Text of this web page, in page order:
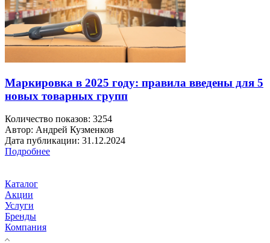
Маркировка в 2025 году: правила введены для 5
новых товарных групп
Количество показов: 3254
Автор: Андрей Кузменков
Дата публикации: 31.12.2024
Подробнее
Каталог
Акции
Услуги
Бренды
Компания